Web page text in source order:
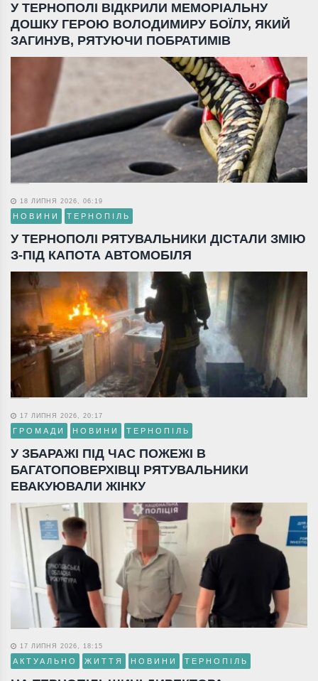
У ТЕРНОПОЛІ ВІДКРИЛИ МЕМОРІАЛЬНУ
ДОШКУ ГЕРОЮ ВОЛОДИМИРУ БОЇЛУ, ЯКИЙ
ЗАГИНУВ, РЯТУЮЧИ ПОБРАТИМІВ
18 ЛИПНЯ 2026, 06:19
НОВИНИ ТЕРНОПІЛЬ
У ТЕРНОПОЛІ РЯТУВАЛЬНИКИ ДІСТАЛИ ЗМІЮ
З-ПІД КАПОТА АВТОМОБІЛЯ
17 ЛИПНЯ 2026, 20:17
ГРОМАДИ НОВИНИ ТЕРНОПІЛЬ
У ЗБАРАЖІ ПІД ЧАС ПОЖЕЖІ В
БАГАТОПОВЕРХІВЦІ РЯТУВАЛЬНИКИ
ЕВАКУЮВАЛИ ЖІНКУ
17 ЛИПНЯ 2026, 18:15
АКТУАЛЬНО ЖИТТЯ НОВИНИ ТЕРНОПІЛЬ